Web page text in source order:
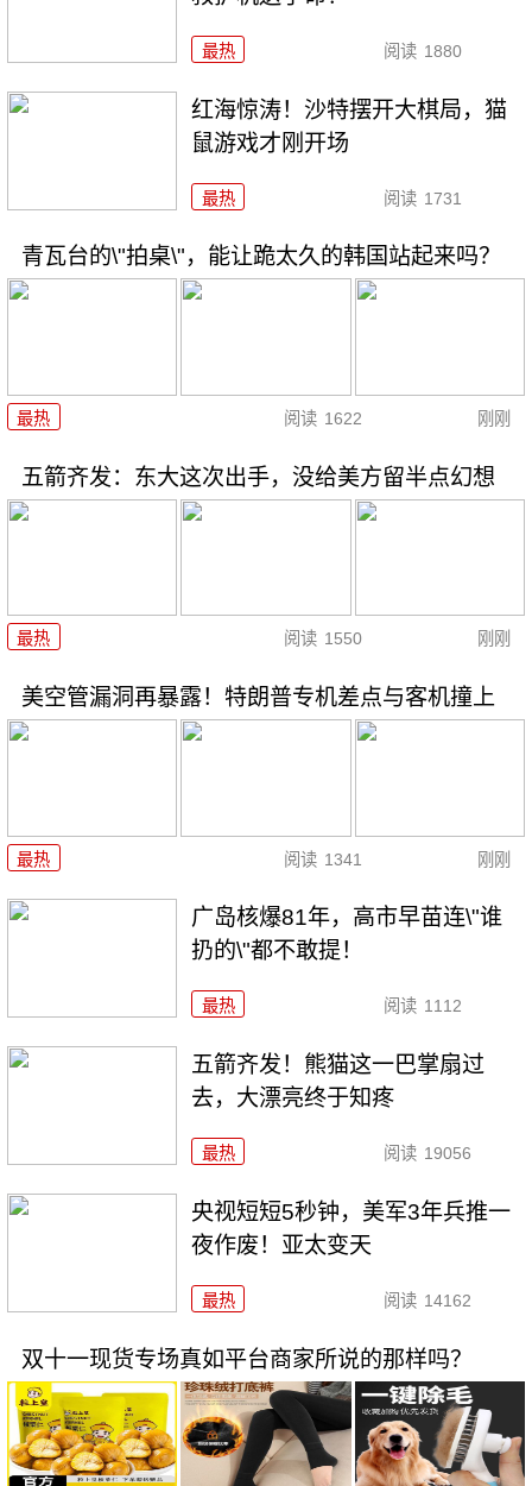
最热 阅读 1880
红海惊涛！沙特摆开大棋局，猫
鼠游戏才刚开场
最热 阅读 1731
青瓦台的\"拍桌\"，能让跪太久的韩国站起来吗？
最热 阅读 1622 刚刚
五箭齐发：东大这次出手，没给美方留半点幻想
最热 阅读 1550 刚刚
美空管漏洞再暴露！特朗普专机差点与客机撞上
最热 阅读 1341 刚刚
广岛核爆81年，高市早苗连\"谁
扔的\"都不敢提！
最热 阅读 1112
五箭齐发！熊猫这一巴掌扇过
去，大漂亮终于知疼
最热 阅读 19056
央视短短5秒钟，美军3年兵推一
夜作废！亚太变天
最热 阅读 14162
双十一现货专场真如平台商家所说的那样吗？